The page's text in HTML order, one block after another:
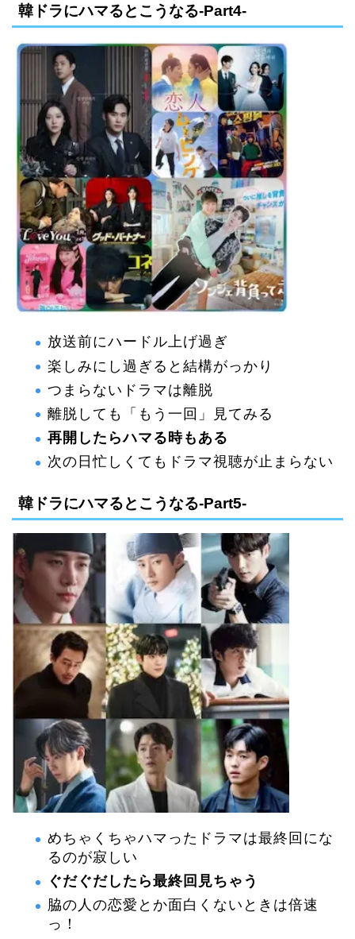
韓ドラにハマるとこうなる-Part4-
放送前にハードル上げ過ぎ
楽しみにし過ぎると結構がっかり
つまらないドラマは離脱
離脱しても「もう一回」見てみる
再開したらハマる時もある
次の日忙しくてもドラマ視聴が止まらない
韓ドラにハマるとこうなる-Part5-
めちゃくちゃハマったドラマは最終回にな
るのが寂しい
ぐだぐだしたら最終回見ちゃう
脇の人の恋愛とか面白くないときは倍速
っ！